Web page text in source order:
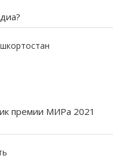
премии МИРа 2021